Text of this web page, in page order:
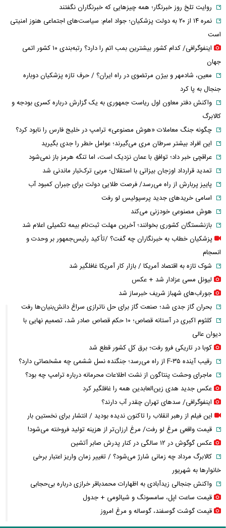
روایت تلخ روز خبرنگار؛ همه چیزهایی که خبرنگاران نگفتند
نمره ۱۴ از ۲۰ به دولت پزشکیان؛ جواد امام: سیاست‌های اجتماعی هنوز امنیتی
است
اینفوگرافی/ کدام کشور بیشترین بمب اتم را دارد؟ رتبه‌بندی ۱۰ کشور اتمی
جهان
معین، شادمهر و بیژن مرتضوی در راه ایران؟ / حرف تازه پزشکیان دوباره
جنجال به پا کرد
واکنش دفتر معاون اول ریاست جمهوری به یک گزارش درباره کسری بودجه و
کالابرگ
چگونه جنگ معاملات «هوش مصنوعی» ترامپ در خلیج فارس را نابود کرد؟
این افراد بیشتر سرطان مری می‌گیرند؛ عوامل خطر را جدی بگیرید
عراقچی خبر داد؛ توافق با عمان نزدیک است، اما تنگه هرمز باز نمی‌شود
تمدید قرارداد اوزجان بیزاتی با استقلال؛ مربی ترک‌تبار ماندنی شد
پاییز پربارش از راه می‌رسد/ فرصت طلایی دولت برای جبران کمبود آب
اسامی خریدهای جدید پرسپولیس لو رفت
هوش مصنوعی خودزنی می‌کند
بازنشستگان کشوری بخوانند؛ آخرین مهلت ثبت‌نام بیمه تکمیلی اعلام شد
پزشکیان خطاب به خبرنگاران چه گفت؟ /تأکید رئیس‌جمهور بر وحدت و
انسجام
شوک تازه به اقتصاد آمریکا / بازار کار آمریکا غافلگیر شد
لیونل مسی عزادار شد + عکس
جوراب‌های شهباز شریف خبرساز شد
بحران گاز جدی شد؛ صنعت گاز برای حل ناترازی سراغ دانش‌بنیان‌ها رفت
کلثوم اکبری در آستانه قصاص؛ ۱۰ حکم قصاص صادر شد، تصمیم نهایی با
دیوان عالی
کوبا در تاریکی فرو رفت؛ برق کل کشور قطع شد
رقیب آینده F-۳۵ از راه می‌رسد؛ جنگنده نسل ششمی چه مشخصاتی دارد؟
ماجرای وحشت پنتاگون از نشت اطلاعات محرمانه درباره ترامپ چه بود؟
عکس جدید هدی زین‌العابدین همه را غافلگیر کرد
اینفوگرافی/ سدهای تهران چقدر آب دارند؟
این فیلم از رهبر انقلاب را تاکنون ندیده بودید / انتشار برای نخستین بار
قیمت واقعی مرغ لو رفت/ مرغ ارزان‌تر از هزینه تولید فروخته می‌شود!
عکس گوگوش در ۱۲ سالگی در کنار پدرش صابر آتشین
کالابرگ مرداد چه زمانی شارژ می‌شود؟ / تغییر زمان واریز اعتبار برخی
خانوارها به شهریور
واکنش جنجالی زیدآبادی به اظهارات محمدباقر خرازی درباره بی‌حجابی
قیمت ساعت اپل، سامسونگ و شیائومی + جدول
قیمت گوشت گوسفند، گوساله و مرغ امروز
محمدباقر خرازی کیست؟ + سوابق و حواشی چهره جنجالی خاندان خرازی‌ها